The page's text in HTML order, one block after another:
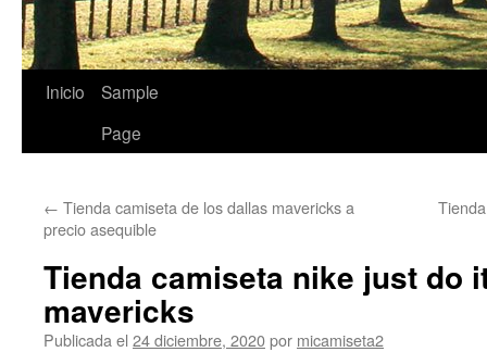
Saltar
Inicio
Sample
Page
← Tienda camiseta de los dallas mavericks a
precio asequible
Tienda camiseta nike just do
mavericks
Publicada el 24 diciembre, 2020por micamiseta2